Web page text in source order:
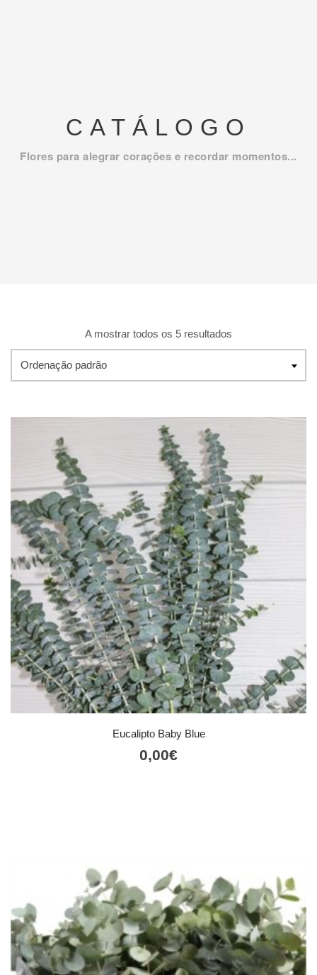
CATÁLOGO
Flores para alegrar corações e recordar momentos...
A mostrar todos os 5 resultados
Ordenação padrão
Eucalipto Baby Blue
0,00€